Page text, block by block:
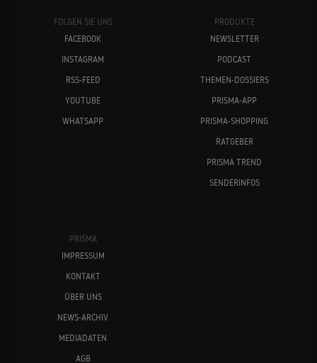
FOLGEN SIE UNS
FACEBOOK
INSTAGRAM
RSS-FEED
YOUTUBE
WHATSAPP
PRODUKTE
NEWSLETTER
PODCAST
THEMEN-DOSSIERS
PRISMA-APP
PRISMA-SHOPPING
RATGEBER
PRISMA TREND
SENDERINFOS
PRISMA
IMPRESSUM
KONTAKT
ÜBER UNS
NEWS-ARCHIV
MEDIADATEN
AGB